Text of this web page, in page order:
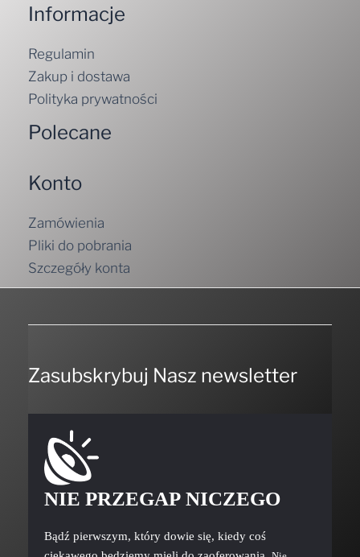
Informacje
Regulamin
Zakup i dostawa
Polityka prywatności
Polecane
Konto
Zamówienia
Pliki do pobrania
Szczegóły konta
Zasubskrybuj Nasz newsletter
NIE PRZEGAP NICZEGO
Bądź pierwszym, który dowie się, kiedy coś
ciekawego będziemy mieli do zaoferowania. Nie